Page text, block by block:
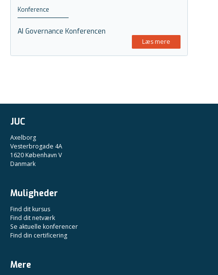
Konference
AI Governance Konferencen
Læs mere
JUC
Axelborg
Vesterbrogade 4A
1620 København V
Danmark
Muligheder
Find dit kursus
Find dit netværk
Se aktuelle konferencer
Find din certificering
Mere